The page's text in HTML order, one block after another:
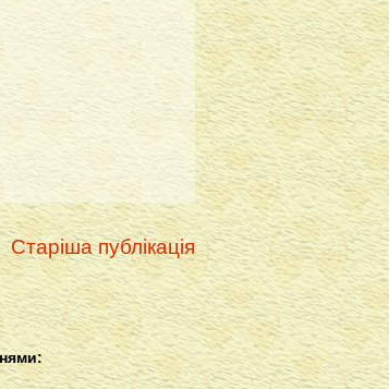
Старіша публікація